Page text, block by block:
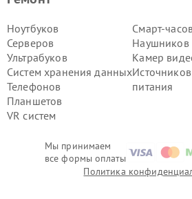
Мы принимаем
все формы оплаты
Ноутбуков
Серверов
Ультрабуков
Систем хранения данных
Телефонов
Планшетов
VR систем
Смарт-
Наушников
Камер
питания
г. Воронеж
Замена тачпада ультрабука Huawei в
г.Волгоград
Замена тачпада ультрабука Huawei в
г.Самара
Замена тачпада ультрабука Huawei в
г.Пермь
Замена тачпада ультрабука Huawei в
г.Красноярск
Ижевск
Замена тачпада ультрабука Huawei в
Челябинск
Замена тачпада ультрабука Huawei в
Политика